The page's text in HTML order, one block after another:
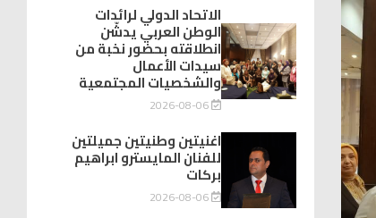
الاتحاد الدولي لرائدات
الوطن العربي يدشّن
انطلاقته بحضور نخبة من
سيدات الأعمال
والشخصيات المجتمعية
2026-08-06
اغنيتين وطنيتين جميلتين
للفنان المايسترو ابراهيم
بركات
2026-08-06